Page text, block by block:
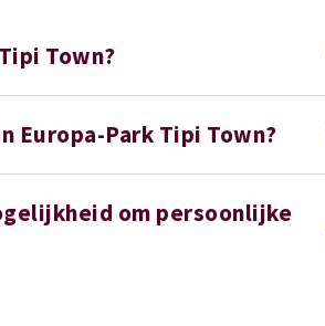
Town?
Europa-Park Tipi Town?
om persoonlijke